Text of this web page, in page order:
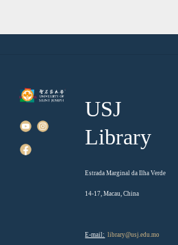
USJ
Library
Estrada Marginal da Ilha Verde
14-17, Macau, China
E-mail: library@usj.edu.mo